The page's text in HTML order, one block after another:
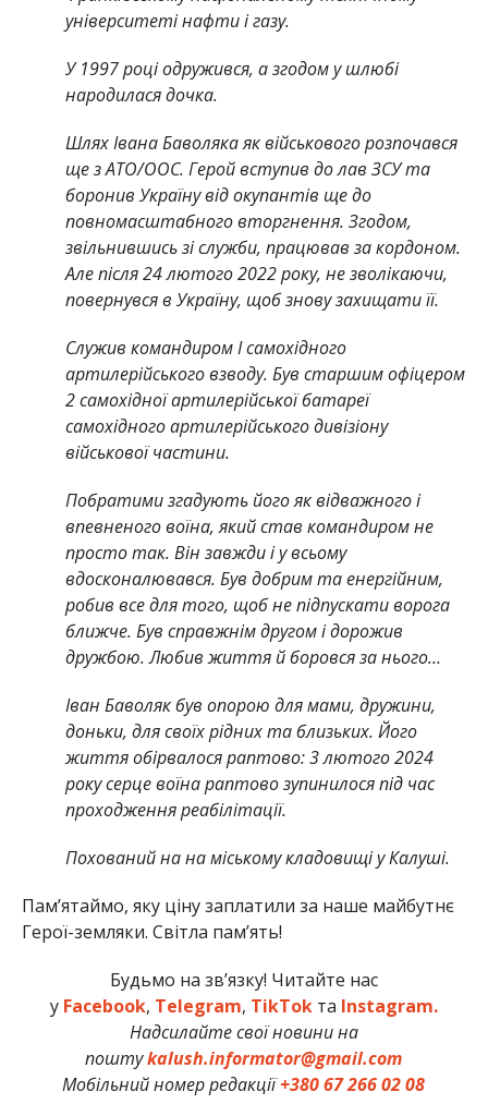
університеті нафти і газу.
У 1997 році одружився, а згодом у шлюбі
народилася дочка.
Шлях Івана Баволяка як військового розпочався
ще з АТО/ООС. Герой вступив до лав ЗСУ та
боронив Україну від окупантів ще до
повномасштабного вторгнення. Згодом,
звільнившись зі служби, працював за кордоном.
Але після 24 лютого 2022 року, не зволікаючи,
повернувся в Україну, щоб знову захищати її.
Служив командиром І самохідного
артилерійського взводу. Був старшим офіцером
2 самохідної артилерійської батареї
самохідного артилерійського дивізіону
військової частини.
Побратими згадують його як відважного і
впевненого воїна, який став командиром не
просто так. Він завжди і у всьому
вдосконалювався. Був добрим та енергійним,
робив все для того, щоб не підпускати ворога
ближче. Був справжнім другом і дорожив
дружбою. Любив життя й боровся за нього…
Іван Баволяк був опорою для мами, дружини,
доньки, для своїх рідних та близьких. Його
життя обірвалося раптово: 3 лютого 2024
року серце воїна раптово зупинилося під час
проходження реабілітації.
Похований на на міському кладовищі у Калуші.
Памʼятаймо, яку ціну заплатили за наше майбутнє
Герої-земляки. Світла пам’ять!
Будьмо на зв’язку! Читайте нас
у Facebook, Telegram, TikTokта Instagram.
Надсилайте свої новини на
поштуkalush.informator@gmail.com
Мобільний номер редакції+380 67 266 02 08